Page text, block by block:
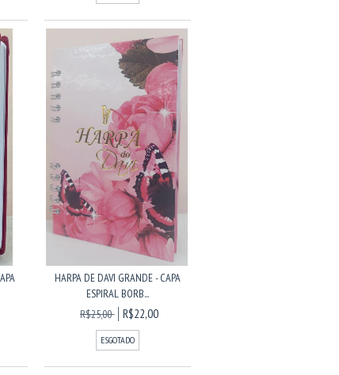
HARPA DE DAVI GRANDE - CAPA
ESPIRAL BORB...
R$25,00
R$22,00
ESGOTADO